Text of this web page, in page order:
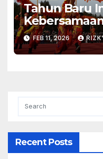
Tahun Baru
FEB 11, 2026
Recent Posts